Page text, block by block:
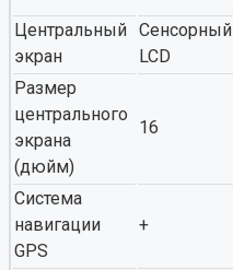
Центральный
экран
Сенсорный
LCD
Размер
центрального
экрана
(дюйм)
16
Система
навигации
GPS
+